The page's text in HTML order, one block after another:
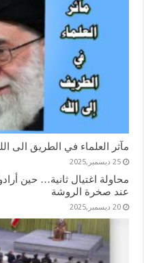
مآثر العلماء في الطريق الى الله
25 ديسمبر,2025
محاولة اغتيال ثانية… حين
عند صخرة الروشة
20 ديسمبر,2025